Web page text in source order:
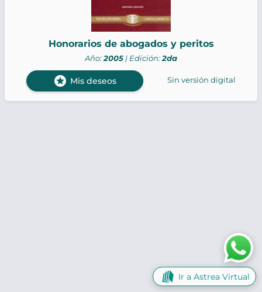
Honorarios de abogados y peritos
Año:2005 | Edición:2da
stars Mis deseos Sin versión digital
Ir a Astrea Virtual